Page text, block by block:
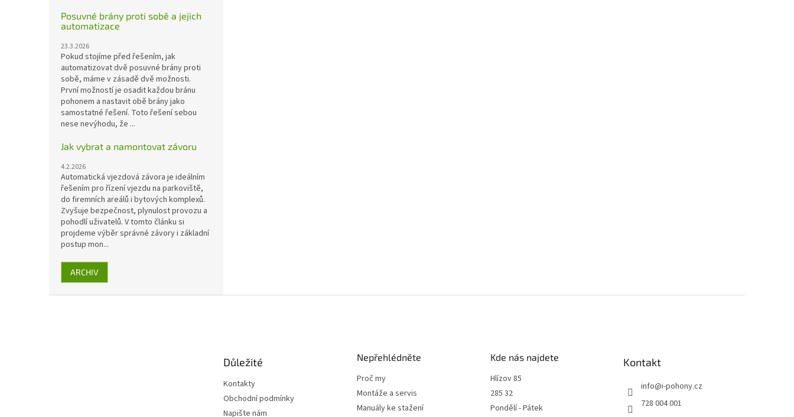
Posuvné brány proti sobě a jejich
automatizace
23.3.2026
Pokud stojíme před řešením, jak
automatizovat dvě posuvné brány proti
sobě, máme v zásadě dvě možnosti.
První možností je osadit každou bránu
pohonem a nastavit obě brány jako
samostatné řešení. Toto řešení sebou
nese nevýhodu, že ...
Jak vybrat a namontovat závoru
4.2.2026
Automatická vjezdová závora je ideálním
řešením pro řízení vjezdu na parkoviště,
do firemních areálů i bytových komplexů.
Zvyšuje bezpečnost, plynulost provozu a
pohodlí uživatelů. V tomto článku si
projdeme výběr správné závory i základní
postup mon...
ARCHIV
Důležité
Kontakty
Obchodní podmínky
Napište nám
Nepřehlédněte
Proč my
Montáže a servis
Manuály ke stažení
Kde nás najdete
Hlízov 85
285 32
Pondělí - Pátek
Kontakt
info@i-pohony.cz
728 004 001